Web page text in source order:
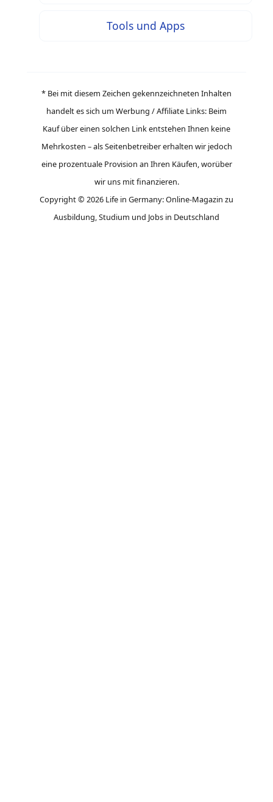
Tools und Apps
* Bei mit diesem Zeichen gekennzeichneten Inhalten
handelt es sich um Werbung / Affiliate Links: Beim
Kauf über einen solchen Link entstehen Ihnen keine
Mehrkosten – als Seitenbetreiber erhalten wir jedoch
eine prozentuale Provision an Ihren Käufen, worüber
wir uns mit finanzieren.
Copyright © 2026 Life in Germany: Online-Magazin zu
Ausbildung, Studium und Jobs in Deutschland